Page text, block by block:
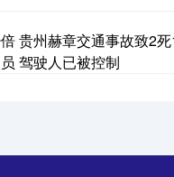
贵州赫章交通事故致2
驾驶人已被控制